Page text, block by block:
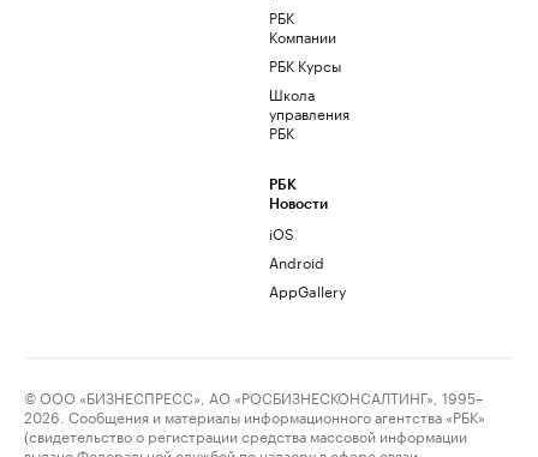
РБК
Компании
РБК Курсы
Школа
управления
РБК
РБК
Новости
iOS
Android
AppGallery
© ООО «БИЗНЕСПРЕСС», АО «РОСБИЗНЕСКОНСАЛТИНГ», 1995–
2026. Сообщения и материалы информационного агентства «РБК»
(свидетельство о регистрации средства массовой информации